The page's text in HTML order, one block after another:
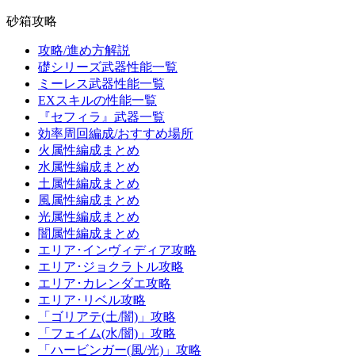
砂箱攻略
攻略/進め方解説
礎シリーズ武器性能一覧
ミーレス武器性能一覧
EXスキルの性能一覧
『セフィラ』武器一覧
効率周回編成/おすすめ場所
火属性編成まとめ
水属性編成まとめ
土属性編成まとめ
風属性編成まとめ
光属性編成まとめ
闇属性編成まとめ
エリア･インヴィディア攻略
エリア･ジョクラトル攻略
エリア･カレンダエ攻略
エリア･リベル攻略
「ゴリアテ(土/闇)」攻略
「フェイム(水/闇)」攻略
「ハービンガー(風/光)」攻略